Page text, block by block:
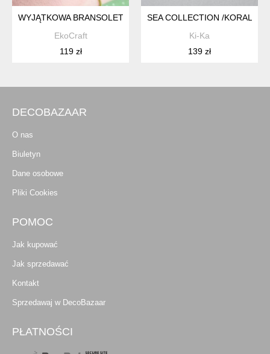
WYJĄTKOWA BRANSOLETKA UKWIECONY PROSTOKĄT
EkoCraft
119 zł
SEA COLLECTION /KORAL
Ki-Ka
139 zł
DECOBAZAAR
O nas
Biuletyn
Dane osobowe
Pliki Cookies
POMOC
Jak kupować
Jak sprzedawać
Kontakt
Sprzedawaj w DecoBazaar
PŁATNOŚCI